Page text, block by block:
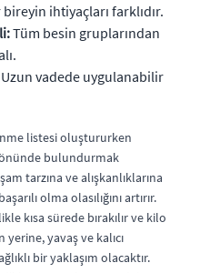
bireyin ihtiyaçları farklıdır.
Tüm besin gruplarından
Uzun vadede uygulanabilir
listesi oluştururken
bulundurmak
tarzına ve alışkanlıklarına
olma olasılığını artırır.
kısa sürede bırakılır ve kilo
yavaş ve kalıcı
bir yaklaşım olacaktır.